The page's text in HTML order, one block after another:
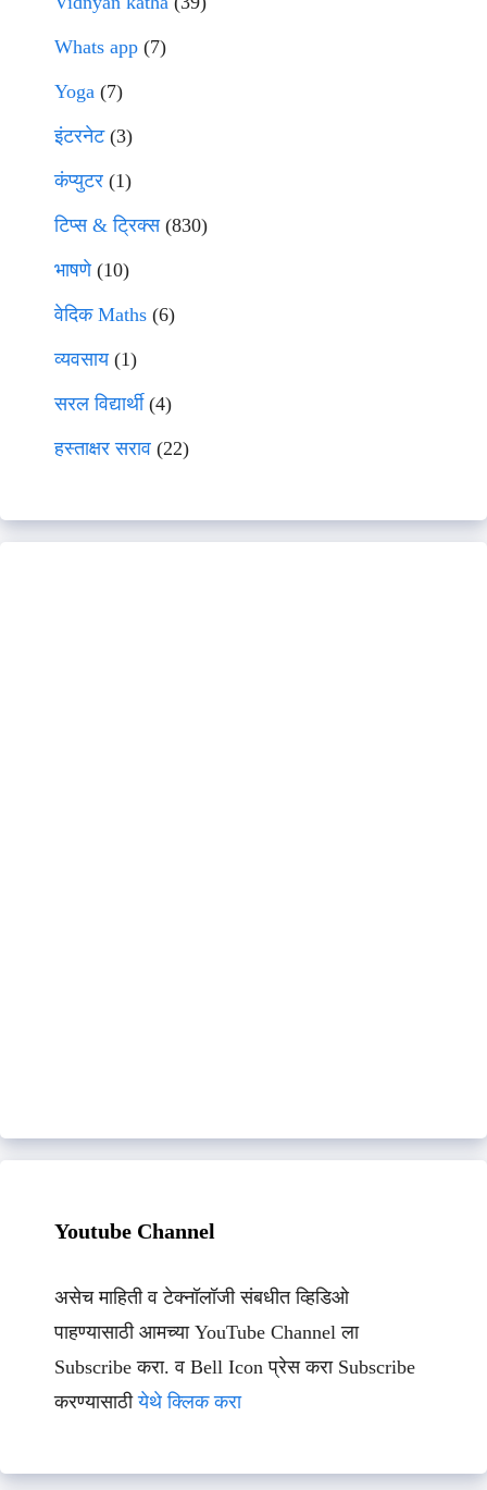
Whats app (7)
Yoga (7)
इंटरनेट(3)
कंप्युटर (1)
टिप्स & ट्रिक्स(830)
भाषणे(10)
वेदिक Maths (6)
व्यवसाय(1)
सरल विद्यार्थी(4)
हस्ताक्षर सराव (22)
Youtube Channel
असेच माहिती व टेक्नॉलॉजी संबधीत व्हिडिओ
पाहण्यासाठी आमच्या YouTube Channel ला
Subscribe करा. व Bell Icon प्रेस करा Subscribe
करण्यासाठीयेथे क्लिक करा